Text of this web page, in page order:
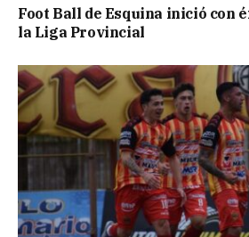
Foot Ball de Esquina inició con
la Liga Provincial